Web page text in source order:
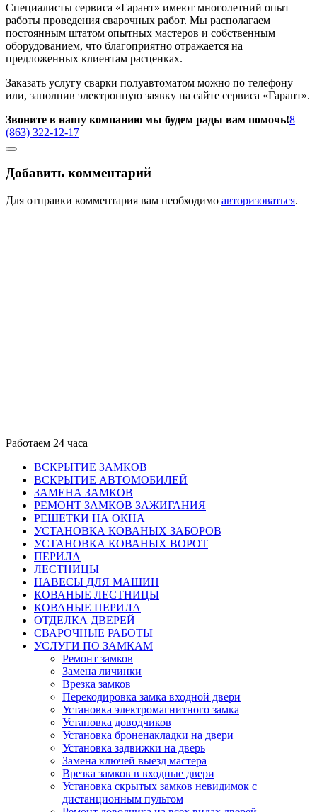
Специалисты сервиса «Гарант» имеют многолетний опыт
работы проведения сварочных работ. Мы располагаем
постоянным штатом опытных мастеров и собственным
оборудованием, что благоприятно отражается на
предложенных клиентам расценках.
Заказать услугу сварки полуавтоматом можно по телефону
или, заполнив электронную заявку на сайте сервиса «Гарант».
Звоните в нашу компанию мы будем рады вам помочь!8
(863) 322-12-17
Добавить комментарий
Для отправки комментария вам необходимо авторизоваться.
Работаем 24 часа
ВСКРЫТИЕ ЗАМКОВ
ВСКРЫТИЕ АВТОМОБИЛЕЙ
ЗАМЕНА ЗАМКОВ
РЕМОНТ ЗАМКОВ ЗАЖИГАНИЯ
РЕШЕТКИ НА ОКНА
УСТАНОВКА КОВАНЫХ ЗАБОРОВ
УСТАНОВКА КОВАНЫХ ВОРОТ
ПЕРИЛА
ЛЕСТНИЦЫ
НАВЕСЫ ДЛЯ МАШИН
КОВАНЫЕ ЛЕСТНИЦЫ
КОВАНЫЕ ПЕРИЛА
ОТДЕЛКА ДВЕРЕЙ
СВАРОЧНЫЕ РАБОТЫ
УСЛУГИ ПО ЗАМКАМ
Ремонт замков
Замена личинки
Врезка замков
Перекодировка замка входной двери
Установка электромагнитного замка
Установка доводчиков
Установка броненакладки на двери
Установка задвижки на дверь
Замена ключей выезд мастера
Врезка замков в входные двери
Установка скрытых замков невидимок с
дистанционным пультом